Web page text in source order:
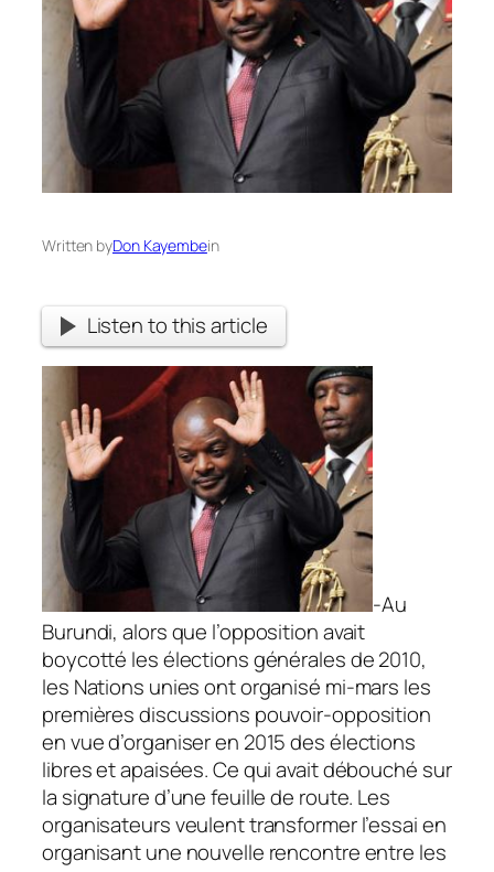
Written byDon Kayembein
Listen to this article
-Au
Burundi, alors que l’opposition avait
boycotté les élections générales de 2010,
les Nations unies ont organisé mi-mars les
premières discussions pouvoir-opposition
en vue d’organiser en 2015 des élections
libres et apaisées. Ce qui avait débouché sur
la signature d’une feuille de route. Les
organisateurs veulent transformer l’essai en
organisant une nouvelle rencontre entre les